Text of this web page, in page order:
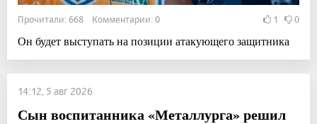
Прочитали: 668 Комментарии: 0 1 0
Он будет выступать на позиции атакующего защитника
14:12, 5 авг 2026
Сын воспитанника «Металлурга» решил